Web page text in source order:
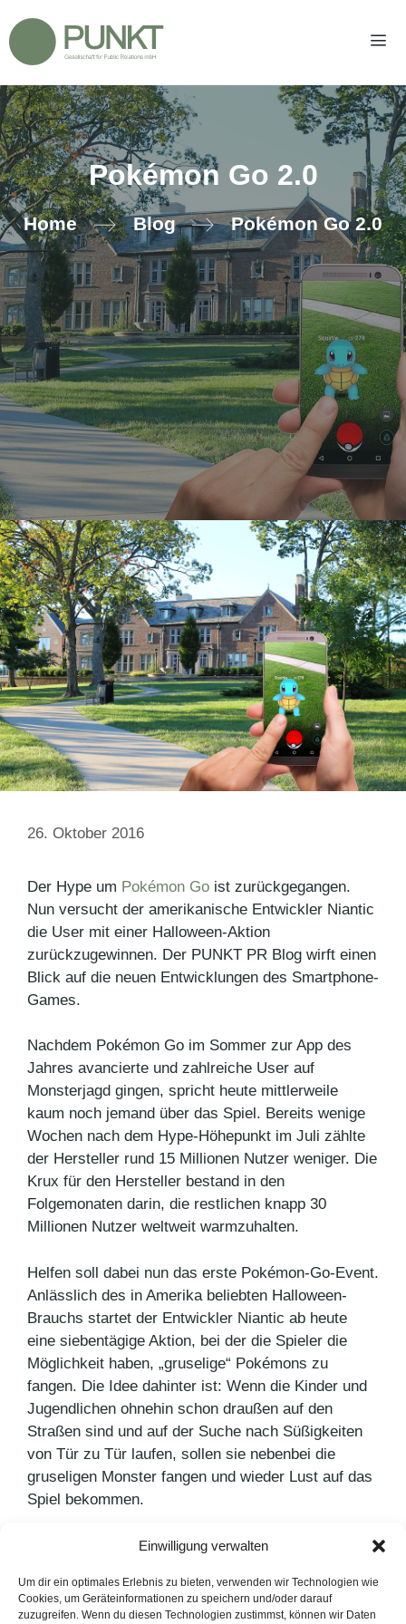
Einwilligung verwalten
Um dir ein optimales Erlebnis zu bieten, verwenden wir Technologien wie
Cookies, um Geräteinformationen zu speichern und/oder darauf
zuzugreifen. Wenn du diesen Technologien zustimmst, können wir Daten
Inhalt
springen
Pokémon Go 2.0
Home Blog Pokémon Go 2.0
26. Oktober 2016
Der Hype um Pokémon Go ist zurückgegangen.
Nun versucht der amerikanische Entwickler Niantic
die User mit einer Halloween-Aktion
zurückzugewinnen. Der PUNKT PR Blog wirft einen
Blick auf die neuen Entwicklungen des Smartphone-
Games.
Nachdem Pokémon Go im Sommer zur App des
Jahres avancierte und zahlreiche User auf
Monsterjagd gingen, spricht heute mittlerweile
kaum noch jemand über das Spiel. Bereits wenige
Wochen nach dem Hype-Höhepunkt im Juli zählte
der Hersteller rund 15 Millionen Nutzer weniger. Die
Krux für den Hersteller bestand in den
Folgemonaten darin, die restlichen knapp 30
Millionen Nutzer weltweit warmzuhalten.
Helfen soll dabei nun das erste Pokémon-Go-Event.
Anlässlich des in Amerika beliebten Halloween-
Brauchs startet der Entwickler Niantic ab heute
eine siebentägige Aktion, bei der die Spieler die
Möglichkeit haben, „gruselige“ Pokémons zu
fangen. Die Idee dahinter ist: Wenn die Kinder und
Jugendlichen ohnehin schon draußen auf den
Straßen sind und auf der Suche nach Süßigkeiten
von Tür zu Tür laufen, sollen sie nebenbei die
gruseligen Monster fangen und wieder Lust auf das
Spiel bekommen.
Schlagwörter
Smartphone
Rezeptkreationen von Langnese Honig